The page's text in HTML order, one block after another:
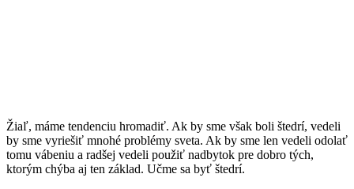
Žiaľ, máme tendenciu hromadiť. Ak by sme však boli štedrí, vedeli
by sme vyriešiť mnohé problémy sveta. Ak by sme len vedeli odolať
tomu vábeniu a radšej vedeli použiť nadbytok pre dobro tých,
ktorým chýba aj ten základ. Učme sa byť štedrí.